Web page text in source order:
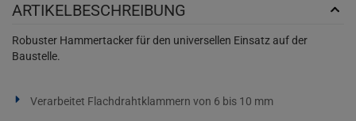
ARTIKELBESCHREIBUNG
Robuster Hammertacker für den universellen Einsatz auf der
Baustelle.
Verarbeitet Flachdrahtklammern von 6 bis 10 mm